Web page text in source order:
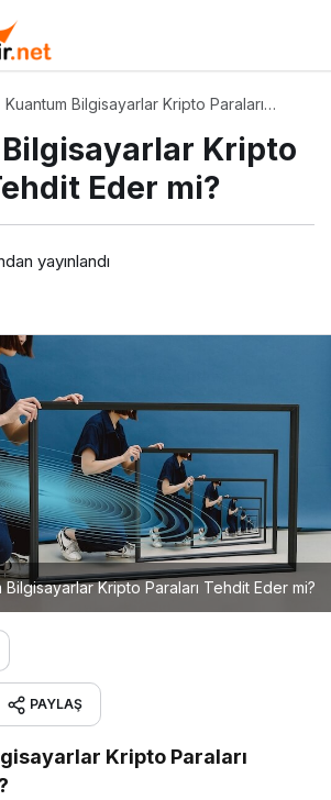
Kuantum Bilgisayarlar Kripto Paraları
Kripto
Eder mi?
yayınlandı
Bilgisayarlar Kripto Paraları Tehdit Eder mi?
PAYLAŞ
Kripto Paraları
Hesaplama (MPC) Nedir?